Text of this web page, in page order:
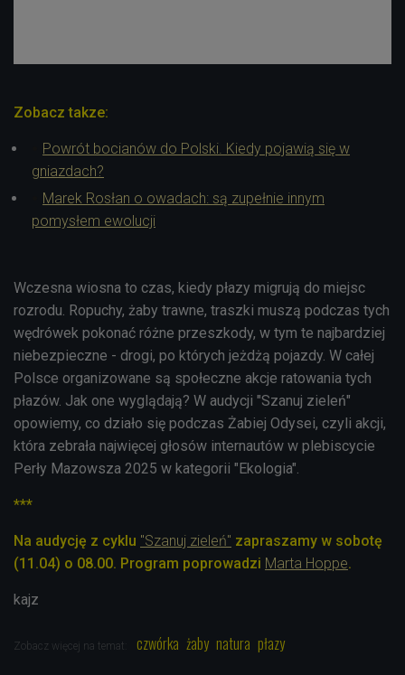
Zobacz takze:
Powrót bocianów do Polski. Kiedy pojawią się w
gniazdach?
Marek Rosłan o owadach: są zupełnie innym
pomysłem ewolucji
Wczesna wiosna to czas, kiedy płazy migrują do miejsc
rozrodu. Ropuchy, żaby trawne, traszki muszą podczas tych
wędrówek pokonać różne przeszkody, w tym te najbardziej
niebezpieczne - drogi, po których jeżdżą pojazdy. W całej
Polsce organizowane są społeczne akcje ratowania tych
płazów. Jak one wyglądają? W audycji "Szanuj zieleń"
opowiemy, co działo się podczas Żabiej Odysei, czyli akcji,
która zebrała najwięcej głosów internautów w plebiscycie
Perły Mazowsza 2025 w kategorii "Ekologia".
***
Na audycję z cyklu "Szanuj zieleń" zapraszamy w sobotę
(11.04) o 08.00. Program poprowadzi Marta Hoppe.
kajz
Zobacz więcej na temat: czwórka żaby natura płazy